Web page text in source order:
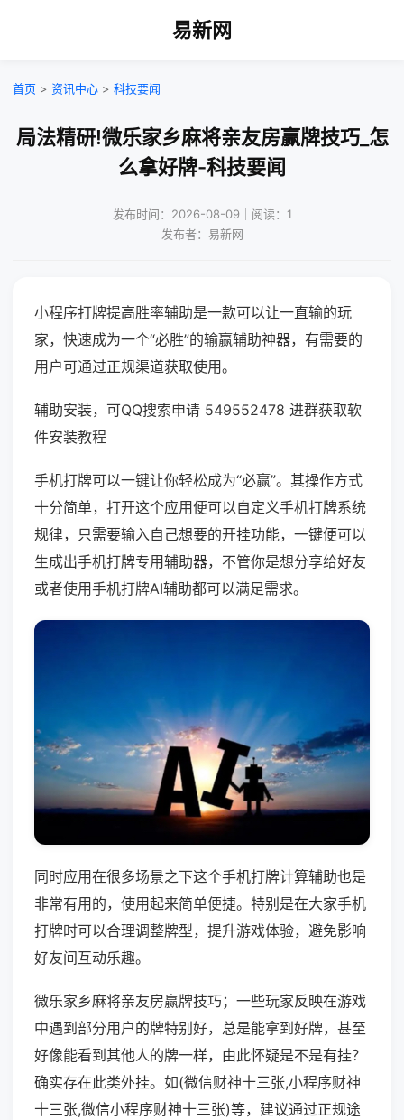
易新网
首页 > 资讯中心 > 科技要闻
局法精研!微乐家乡麻将亲友房赢牌技巧_怎
么拿好牌-科技要闻
发布时间：2026-08-09｜阅读：1
发布者：易新网
小程序打牌提高胜率辅助是一款可以让一直输的玩
家，快速成为一个“必胜”的输赢辅助神器，有需要的
用户可通过正规渠道获取使用。
辅助安装，可QQ搜索申请 549552478 进群获取软
件安装教程
手机打牌可以一键让你轻松成为“必赢”。其操作方式
十分简单，打开这个应用便可以自定义手机打牌系统
规律，只需要输入自己想要的开挂功能，一键便可以
生成出手机打牌专用辅助器，不管你是想分享给好友
或者使用手机打牌AI辅助都可以满足需求。
同时应用在很多场景之下这个手机打牌计算辅助也是
非常有用的，使用起来简单便捷。特别是在大家手机
打牌时可以合理调整牌型，提升游戏体验，避免影响
好友间互动乐趣。
微乐家乡麻将亲友房赢牌技巧；一些玩家反映在游戏
中遇到部分用户的牌特别好，总是能拿到好牌，甚至
好像能看到其他人的牌一样，由此怀疑是不是有挂？
确实存在此类外挂。如(微信财神十三张,小程序财神
十三张,微信小程序财神十三张)等，建议通过正规途